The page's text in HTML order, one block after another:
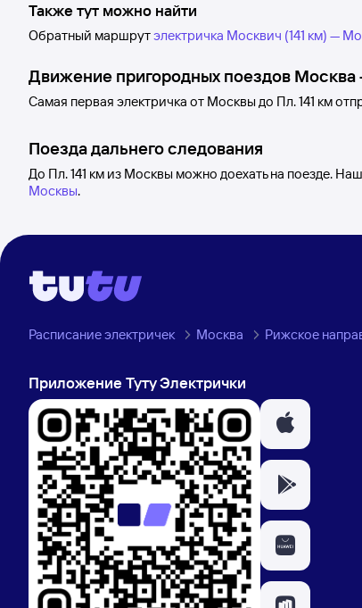
Также тут можно найти
Обратный маршрутэлектричка Москвич (141 км) —
Движение пригородных поездов Москва
Самая первая электричка от Москвыдо Пл. 141 км
Поезда дальнего следования
До Пл. 141 км из Москвы можно доехать на поезде.
Москвы.
Расписание электричек Москва Рижское
Приложение Туту Электрички